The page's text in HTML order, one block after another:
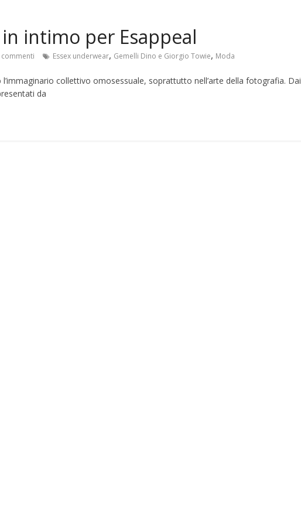
intimo per Esappeal
commenti Essex underwear, Gemelli Dino e Giorgio Towie, Moda
collettivo omosessuale, soprattutto nell’arte della fotografia. Dai
da